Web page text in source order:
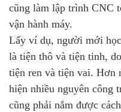
cũng làm lập trình CNC
vận hành máy.
Lấy ví dụ, người mới
là tiện thô và tiện tinh,
tiện ren và tiện vai. Hơn
hiện nhiều nguyên công
cũng phải nắm được